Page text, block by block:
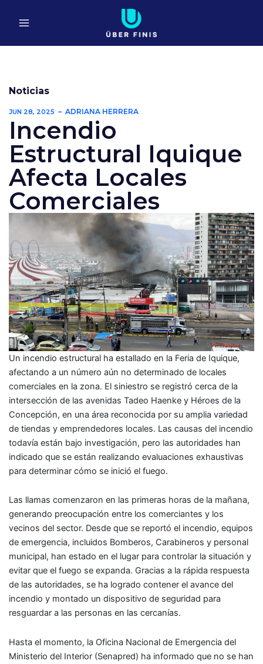
Noticias
JUN 28, 2025 ADRIANA HERRERA
Incendio
Estructural Iquique
Afecta Locales
Comerciales
Un incendio estructural ha estallado en la Feria de Iquique,
afectando a un número aún no determinado de locales
comerciales en la zona. El siniestro se registró cerca de la
intersección de las avenidas Tadeo Haenke y Héroes de la
Concepción, en una área reconocida por su amplia variedad
de tiendas y emprendedores locales. Las causas del incendio
todavía están bajo investigación, pero las autoridades han
indicado que se están realizando evaluaciones exhaustivas
para determinar cómo se inició el fuego.
Las llamas comenzaron en las primeras horas de la mañana,
generando preocupación entre los comerciantes y los
vecinos del sector. Desde que se reportó el incendio, equipos
de emergencia, incluidos Bomberos, Carabineros y personal
municipal, han estado en el lugar para controlar la situación y
evitar que el fuego se expanda. Gracias a la rápida respuesta
de las autoridades, se ha logrado contener el avance del
incendio y montado un dispositivo de seguridad para
resguardar a las personas en las cercanías.
Hasta el momento, la Oficina Nacional de Emergencia del
Ministerio del Interior (Senapred) ha informado que no se han